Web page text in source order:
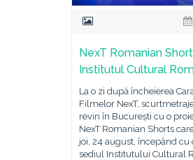
NexT Romanian
Institutul Cultural
La o zi după încheierea
Filmelor NexT,
revin în București cu o
NexT Romanian Shorts
joi, 24 august, începând cu
sediul Institutului Cultural